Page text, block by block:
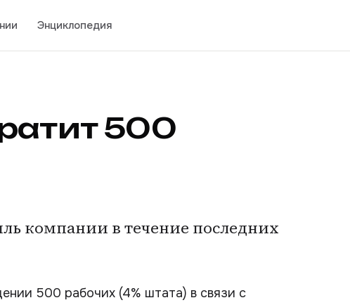
Энциклопедия
500
компании в течение последних
500 рабочих (4% штата) в связи с